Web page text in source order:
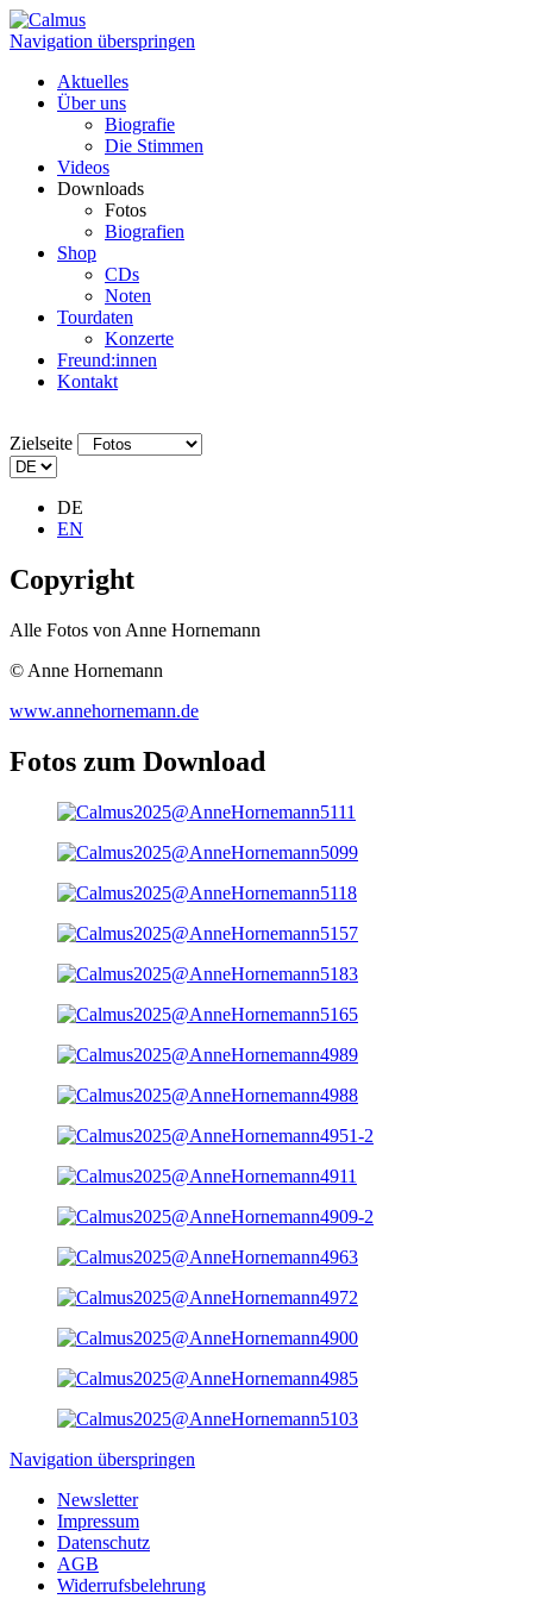
Navigation überspringen
Aktuelles
Über uns
Biografie
Die Stimmen
Videos
Downloads
Fotos
Biografien
Shop
CDs
Noten
Tourdaten
Konzerte
Freund:innen
Kontakt
Zielseite
DE
EN
Copyright
Alle Fotos von Anne Hornemann
© Anne Hornemann
www.annehornemann.de
Fotos zum Download
Navigation überspringen
Newsletter
Impressum
Datenschutz
AGB
Widerrufsbelehrung